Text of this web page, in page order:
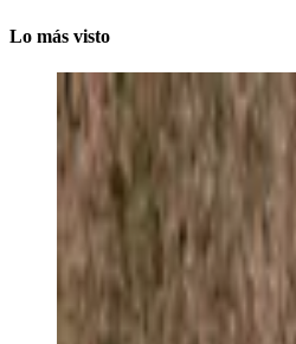
Lo más visto